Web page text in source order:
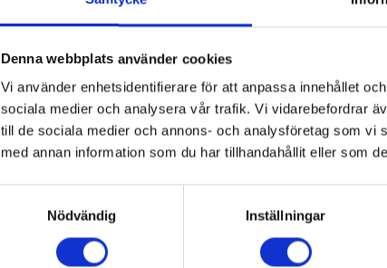
Denna webbplats använder cookies
Vi använder enhetsidentifierare för att anpassa innehållet
sociala medier och analysera vår trafik. Vi vidarebefordrar
till de sociala medier och annons- och analysföretag som
med annan information som du har tillhandahållit eller som
Nödvändig
Inställningar